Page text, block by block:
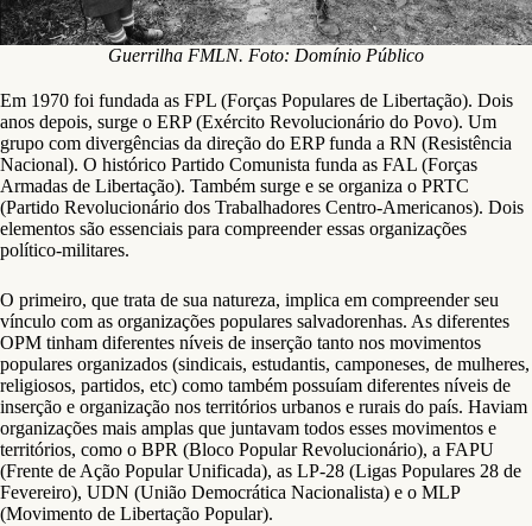
Guerrilha FMLN. Foto: Domínio Público
Em 1970 foi fundada as FPL (Forças Populares de Libertação). Dois
anos depois, surge o ERP (Exército Revolucionário do Povo). Um
grupo com divergências da direção do ERP funda a RN (Resistência
Nacional). O histórico Partido Comunista funda as FAL (Forças
Armadas de Libertação). Também surge e se organiza o PRTC
(Partido Revolucionário dos Trabalhadores Centro-Americanos). Dois
elementos são essenciais para compreender essas organizações
político-militares.
O primeiro, que trata de sua natureza, implica em compreender seu
vínculo com as organizações populares salvadorenhas. As diferentes
OPM tinham diferentes níveis de inserção tanto nos movimentos
populares organizados (sindicais, estudantis, camponeses, de mulheres,
religiosos, partidos, etc) como também possuíam diferentes níveis de
inserção e organização nos territórios urbanos e rurais do país. Haviam
organizações mais amplas que juntavam todos esses movimentos e
territórios, como o BPR (Bloco Popular Revolucionário), a FAPU
(Frente de Ação Popular Unificada), as LP-28 (Ligas Populares 28 de
Fevereiro), UDN (União Democrática Nacionalista) e o MLP
(Movimento de Libertação Popular).